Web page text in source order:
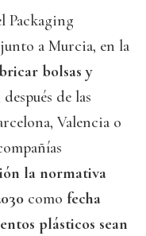
Packaging
a Murcia, en la
bolsas y
después de las
Valencia o
la normativa
como fecha
plásticos sean